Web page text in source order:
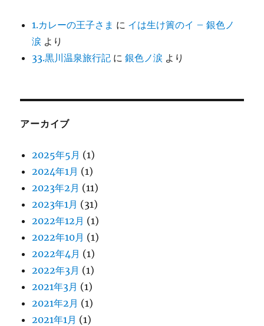
1.カレーの王子さま に イは生け簀のイ – 銀色ノ
涙 より
33.黒川温泉旅行記 に銀色ノ涙 より
アーカイブ
2025年5月 (1)
2024年1月 (1)
2023年2月 (11)
2023年1月 (31)
2022年12月 (1)
2022年10月 (1)
2022年4月 (1)
2022年3月 (1)
2021年3月 (1)
2021年2月 (1)
2021年1月 (1)